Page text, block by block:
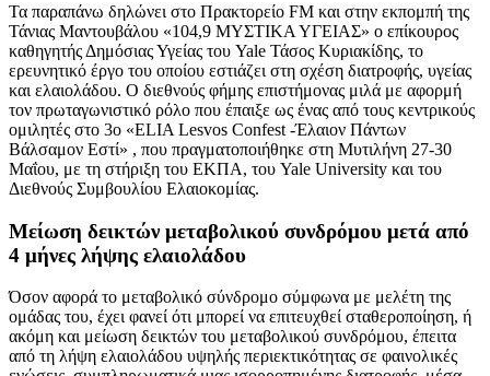
Τα παραπάνω δηλώνει στο Πρακτορείο FM και στην εκπομπή της
Τάνιας Μαντουβάλου «104,9 ΜΥΣΤΙΚΑ ΥΓΕΙΑΣ» ο επίκουρος
καθηγητής Δημόσιας Υγείας του Yale Τάσος Κυριακίδης, το
ερευνητικό έργο του οποίου εστιάζει στη σχέση διατροφής, υγείας
και ελαιολάδου. Ο διεθνούς φήμης επιστήμονας μιλά με αφορμή
τον πρωταγωνιστικό ρόλο που έπαιξε ως ένας από τους κεντρικούς
ομιλητές στο 3o «ELIA Lesvos Confest -Έλαιον Πάντων
Βάλσαμον Εστί» , που πραγματοποιήθηκε στη Μυτιλήνη 27-30
Μαΐου, με τη στήριξη του ΕΚΠΑ, του Yale University και του
Διεθνούς Συμβουλίου Ελαιοκομίας.
Μείωση δεικτών μεταβολικού συνδρόμου μετά από
4 μήνες λήψης ελαιολάδου
Όσον αφορά το μεταβολικό σύνδρομο σύμφωνα με μελέτη της
ομάδας του, έχει φανεί ότι μπορεί να επιτευχθεί σταθεροποίηση, ή
ακόμη και μείωση δεικτών του μεταβολικού συνδρόμου, έπειτα
από τη λήψη ελαιολάδου υψηλής περιεκτικότητας σε φαινολικές